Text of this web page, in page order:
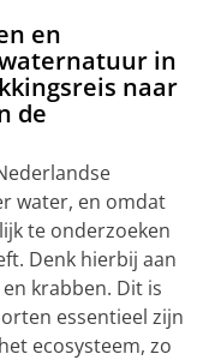
en
in
naar
de
water, en omdat
te onderzoeken
Denk hierbij aan
krabben. Dit is
essentieel zijn
ecosysteem, zo